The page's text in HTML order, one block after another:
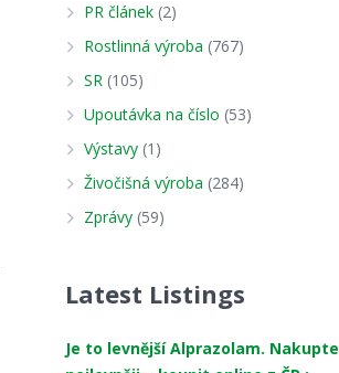
PR článek(2)
Rostlinná výroba (767)
SR(105)
Upoutávka na číslo (53)
Výstavy(1)
Živočišná výroba (284)
Zprávy(59)
Latest Listings
Je to levnější Alprazolam. Nakupte